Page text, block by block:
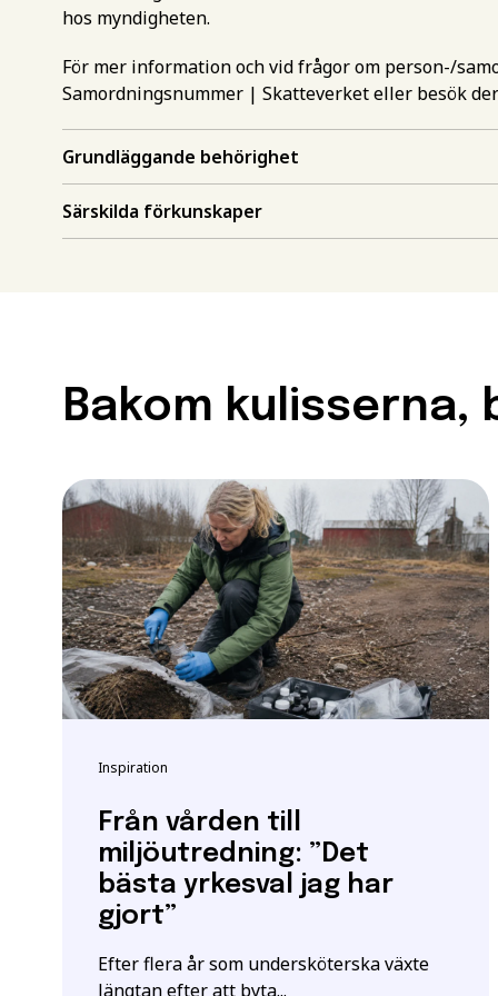
hos myndigheten.
För mer information och vid frågor om person-/
Samordningsnummer | Skatteverketeller besök
Grundläggande behörighet
Särskilda förkunskaper
Bakom
Inspiration
Från vården till
miljöutredning: ”Det
bästa yrkesval jag har
gjort”
Efter flera år som undersköterska växte
längtan efter att byta...
Gör en
mer
Förnamn
Efternamn*
E-post*
*Observera att detta inte
Jag ger
utbildningen
För att kunna söka till
utbildningar kan också
Vänligen notera: För
yrkeshögskolan krävs
att vi registrerar
För mer information
Samordningsnummer |
Grundläggande